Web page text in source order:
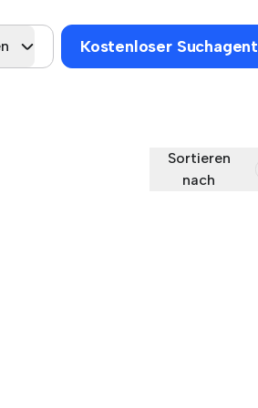
Kostenloser Suchagent
Sortieren
nach